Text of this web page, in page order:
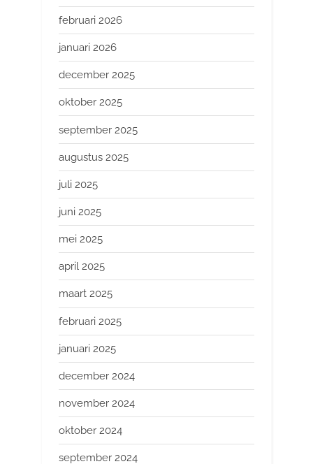
februari 2026
januari 2026
december 2025
oktober 2025
september 2025
augustus 2025
juli 2025
juni 2025
mei 2025
april 2025
maart 2025
februari 2025
januari 2025
december 2024
november 2024
oktober 2024
september 2024